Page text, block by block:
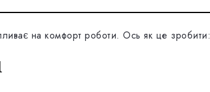
на комфорт роботи. Ось як це зробити: